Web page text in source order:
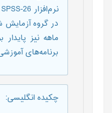
در گروه آزمایش
ماهه نیز
برنامه‌های
چکیده انگلیسی: